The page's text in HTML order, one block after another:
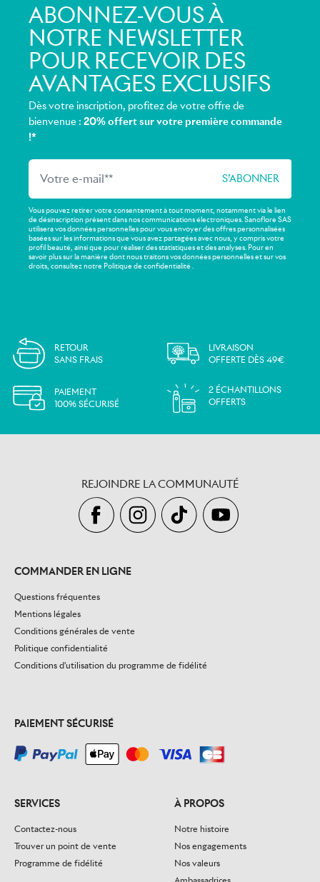
ABONNEZ-VOUS À
NOTRE NEWSLETTER
POUR RECEVOIR DES
AVANTAGES EXCLUSIFS
Dès votre inscription, profitez de votre offre de
bienvenue : 20% offert sur votre première commande
!*
Vous pouvez retirer votre consentement à tout moment, notamment via le lien
de désinscription présent dans nos communications électroniques. Sanoflore SAS
utilisera vos données personnelles pour vous envoyer des offres personnalisées
basées sur les informations que vous avez partagées avec nous, y compris votre
profil beauté, ainsi que pour réaliser des statistiques et des analyses. Pour en
savoir plus sur la manière dont nous traitons vos données personnelles et sur vos
droits, consultez notre Politique de confidentialité .
RETOUR
SANS FRAIS
LIVRAISON
OFFERTE DÈS 49€
PAIEMENT
100% SÉCURISÉ
2 ÉCHANTILLONS
OFFERTS
REJOINDRE LA COMMUNAUTÉ
COMMANDER EN LIGNE
Questions fréquentes
Mentions légales
Conditions générales de vente
Politique confidentialité
Conditions d'utilisation du programme de fidélité
PAIEMENT SÉCURISÉ
SERVICES
Contactez-nous
Trouver un point de vente
Programme de fidélité
À PROPOS
Notre histoire
Nos engagements
Nos valeurs